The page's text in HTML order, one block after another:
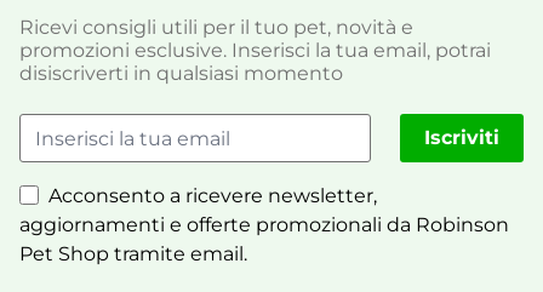
Ricevi consigli utili per il tuo pet, novità e
promozioni esclusive. Inserisci la tua email, potrai
disiscriverti in qualsiasi momento
Acconsento a ricevere newsletter,
aggiornamenti e offerte promozionali da Robinson
Pet Shop tramite email.
Iscriviti